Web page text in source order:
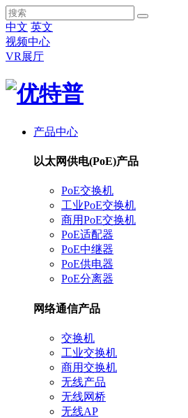
中文 英文
视频中心
VR展厅
产品中心
以太网供电(PoE)产品
PoE交换机
工业PoE交换机
商用PoE交换机
PoE适配器
PoE中继器
PoE供电器
PoE分离器
网络通信产品
交换机
工业交换机
商用交换机
无线产品
无线网桥
无线AP